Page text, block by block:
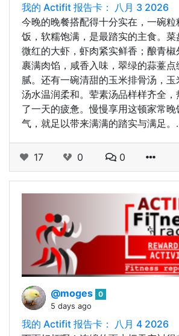
我的 Actifit 报告卡： 八月 3 2026
今晚的晚餐搭配得十分实在，一碗
饭，软糯饱满，是最踏实的主食。
微红的大虾，虾肉紧实鲜香；酿青椒
裹满肉馅，咸香入味，翠绿的蒜薹
腻。还有一碗清甜的玉米排骨汤，玉
汤水温润柔和。荤素汤品样样齐全
了一天的疲惫。慢慢享用这顿家常晚
气，就足以带来满满的踏实与满足
17 0 0
@moges 0
5 days ago
我的 Actifit 报告卡： 八月 4 2026